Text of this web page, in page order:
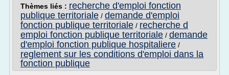
Thèmes liés : recherche d'emploi fonction
publique territoriale / demande d'emploi
fonction publique territoriale / recherche d
emploi fonction publique territoriale / demande
d'emploi fonction publique hospitaliere /
reglement sur les conditions d'emploi dans la
fonction publique